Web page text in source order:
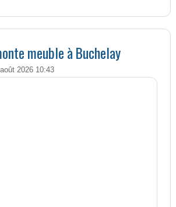
meuble à Buchelay
2026 10:43